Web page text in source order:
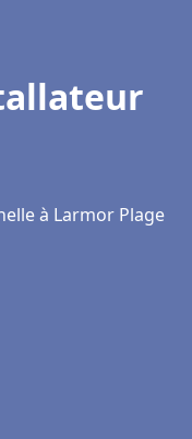
à Larmor Plage